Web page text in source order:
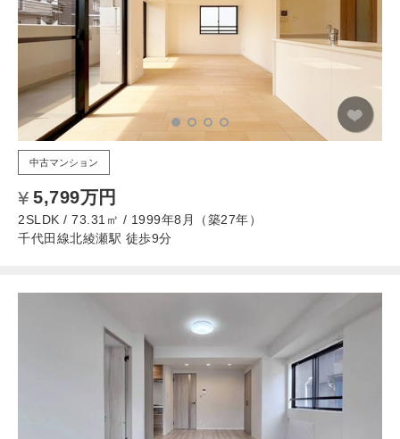
中古マンション
5,799万円
2SLDK / 73.31㎡ / 1999年8月（築27年）
千代田線北綾瀬駅 徒歩9分